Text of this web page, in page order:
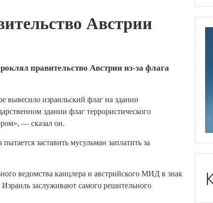
Австрии
правительство Австрии из-за флага
вывесило израильский флаг на здании
здании флаг террористического
— сказал он.
заставить мусульман заплатить за
ведомства канцлера и австрийского МИД в знак
заслуживают самого решительного